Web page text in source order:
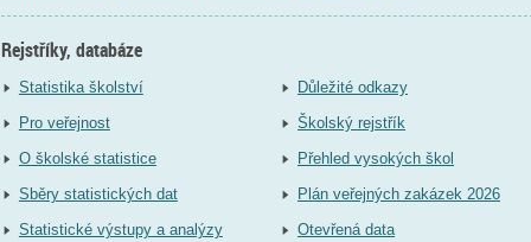
Rejstříky, databáze
Statistika školství
Pro veřejnost
O školské statistice
Sběry statistických dat
Statistické výstupy a analýzy
Důležité odkazy
Školský rejstřík
Přehled vysokých škol
Plán veřejných zakázek 2026
Otevřená data